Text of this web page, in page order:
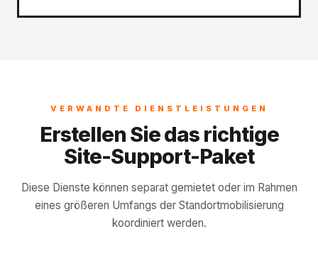
VERWANDTE DIENSTLEISTUNGEN
Erstellen Sie das richtige
Site-Support-Paket
Diese Dienste können separat gemietet oder im Rahmen
eines größeren Umfangs der Standortmobilisierung
koordiniert werden.